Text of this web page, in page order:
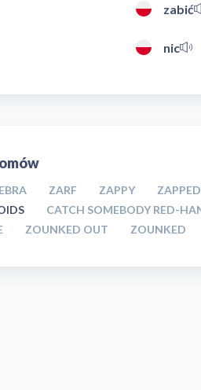
zabić
nic
ZARF ZAPPY ZAPPED
CATCH SOMEBODY RED-
ZOUNKED OUT ZOUNKED